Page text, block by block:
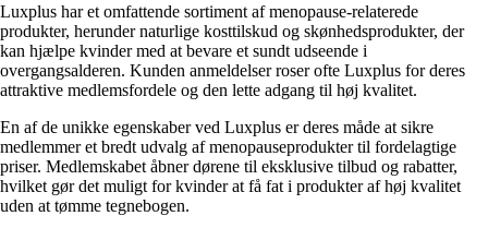
Luxplus har et omfattende sortiment af menopause-relaterede
produkter, herunder naturlige kosttilskud og skønhedsprodukter, der
kan hjælpe kvinder med at bevare et sundt udseende i
overgangsalderen. Kunden anmeldelser roser ofte Luxplus for deres
attraktive medlemsfordele og den lette adgang til høj kvalitet.
En af de unikke egenskaber ved Luxplus er deres måde at sikre
medlemmer et bredt udvalg af menopauseprodukter til fordelagtige
priser. Medlemskabet åbner dørene til eksklusive tilbud og rabatter,
hvilket gør det muligt for kvinder at få fat i produkter af høj kvalitet
uden at tømme tegnebogen.